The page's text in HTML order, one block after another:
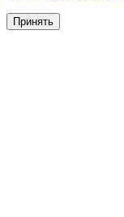
Принять